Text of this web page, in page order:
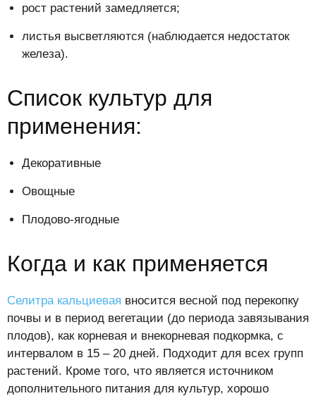
рост растений замедляется;
листья высветляются (наблюдается недостаток
железа).
Список культур для
применения:
Декоративные
Овощные
Плодово-ягодные
Когда и как применяется
Селитра кальциевая вносится весной под перекопку
почвы и в период вегетации (до периода завязывания
плодов), как корневая и внекорневая подкормка, с
интервалом в 15 – 20 дней. Подходит для всех групп
растений. Кроме того, что является источником
дополнительного питания для культур, хорошо